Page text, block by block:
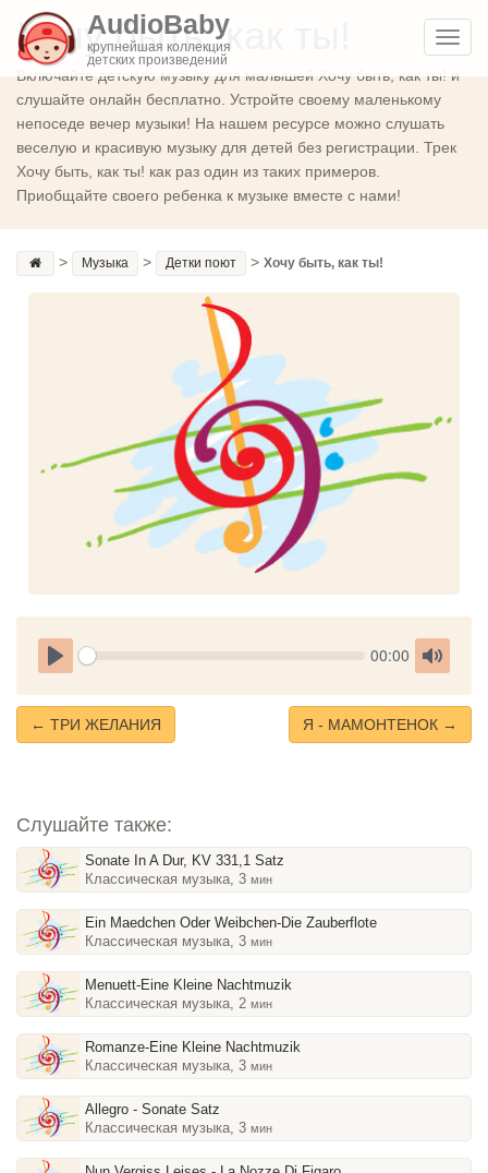
AudioBaby
крупнейшая коллекция
детских произведений
Хочу быть, как ты!
Включайте детскую музыку для малышей Хочу быть, как ты! и
слушайте онлайн бесплатно. Устройте своему маленькому
непоседе вечер музыки! На нашем ресурсе можно слушать
веселую и красивую музыку для детей без регистрации. Трек
Хочу быть, как ты! как раз один из таких примеров.
Приобщайте своего ребенка к музыке вместе с нами!
> Музыка > Детки поют > Хочу быть, как ты!
Play
Current
00:00
Toggle
← ТРИ ЖЕЛАНИЯ Я - МАМОНТЕНОК →
Слушайте также:
Sonate In A Dur, KV 331,1 Satz
Классическая музыка, 3мин
Ein Maedchen Oder Weibchen-Die Zauberflote
Классическая музыка, 3мин
Menuett-Eine Kleine Nachtmuzik
Классическая музыка, 2мин
Romanze-Eine Kleine Nachtmuzik
Классическая музыка, 3мин
Allegro - Sonate Satz
Классическая музыка, 3мин